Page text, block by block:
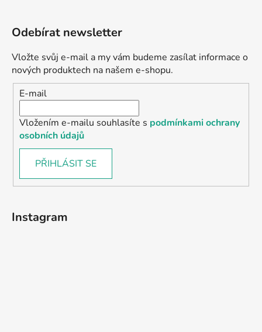
Odebírat newsletter
Vložte svůj e-mail a my vám budeme zasílat informace o
nových produktech na našem e-shopu.
E-mail
Vložením e-mailu souhlasíte s podmínkami ochrany
osobních údajů
PŘIHLÁSIT SE
Instagram